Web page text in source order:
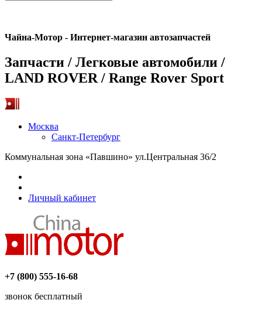
Чайна-Мотор - Интернет-магазин автозапчастей
Запчасти / Легковые автомобили /
LAND ROVER / Range Rover Sport
Москва
Санкт-Петербург
Коммунальная зона «Павшино» ул.Центральная 36/2
Личный кабинет
+7 (800) 555-16-68
звонок бесплатный